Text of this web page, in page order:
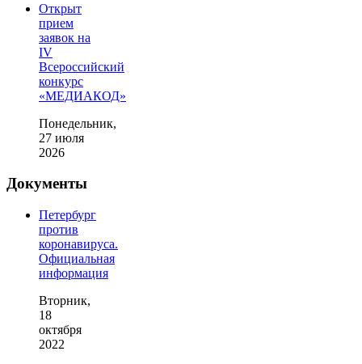
Открыт
прием
заявок на
IV
Всероссийский
конкурс
«МЕДИАКОД»
Понедельник,
27 июля
2026
Документы
Петербург
против
коронавируса.
Официальная
информация
Вторник,
18
октября
2022